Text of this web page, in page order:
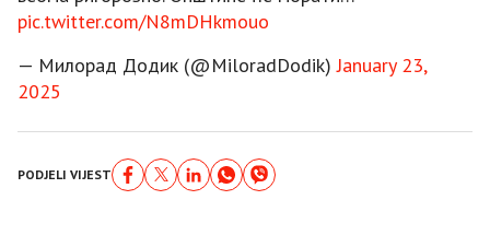
pic.twitter.com/N8mDHkmouo
— Милорад Додик (@MiloradDodik)January 23,
2025
PODJELI VIJEST